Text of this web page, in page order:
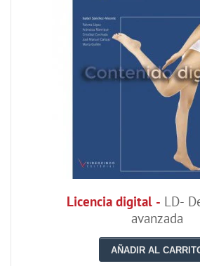
Licencia digital - LD-
avanzada
AÑADIR AL